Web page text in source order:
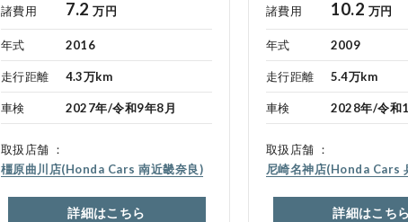
諸費用 7.2 万円
年式 2016
走行距離 4.3万km
車検 2027年/令和9年8月
取扱店舗
橿原曲川店(Honda Cars 南近畿奈良)
詳細はこちら
諸費用 10.2 万円
年式 2009
走行距離 5.4万km
車検 2028年/令和
取扱店舗
尼崎名神店(Honda Cars
詳細はこちら